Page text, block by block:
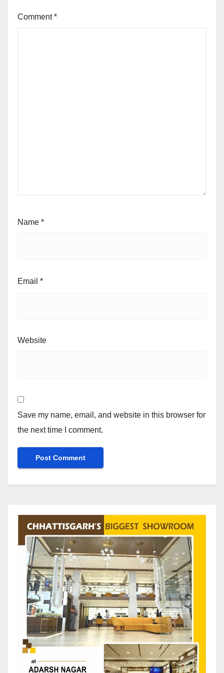
Comment*
Name *
Email *
Website
Save my name, email, and website in this browser for
the next time I comment.